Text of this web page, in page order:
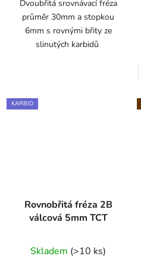
Dvoubřitá srovnávací fréza
průměr 30mm a stopkou
6mm s rovnými břity ze
slinutých karbidů
KARBID
Rovnobřitá fréza 2B
válcová 5mm TCT
Skladem (>10 ks)